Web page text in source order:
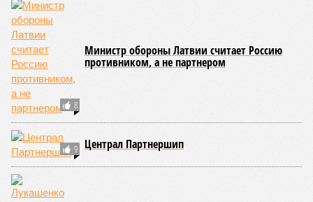
8
Министр обороны Латвии считает Россию
противником, а не партнером
9 Централ Партнершип